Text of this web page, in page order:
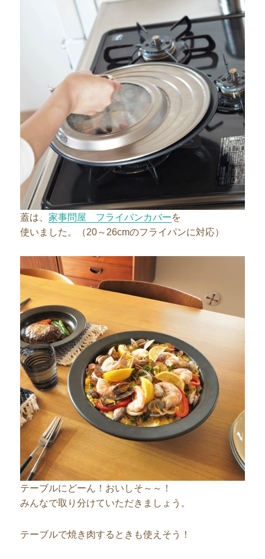
蓋は、家事問屋 フライパンカバーを
使いました。（20～26cmのフライパンに対応）
テーブルにどーん！おいしそ～～！
みんなで取り分けていただきましょう。
テーブルで焼き肉するときも使えそう！